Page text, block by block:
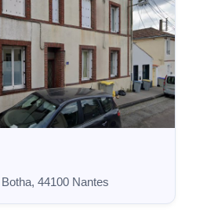
44100 Nantes